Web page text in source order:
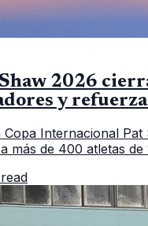
2026
y
Copa Internacional Pat
más de 400 atletas de
según el balance